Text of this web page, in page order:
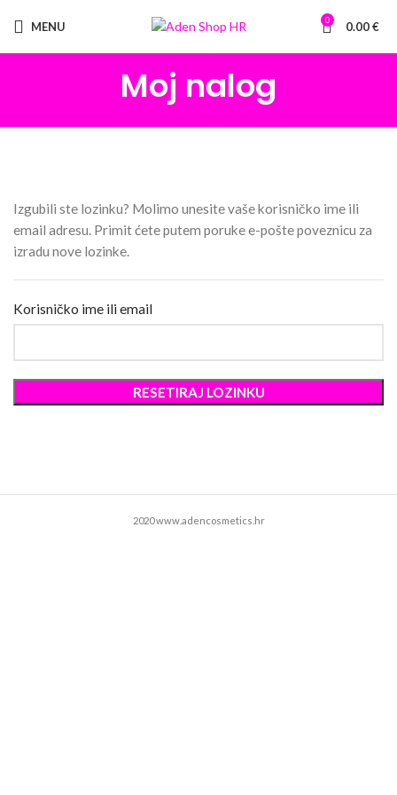
MENU 0 0.00€
Moj nalog
Izgubili ste lozinku? Molimo unesite vaše korisničko ime ili
email adresu. Primit ćete putem poruke e-pošte poveznicu za
izradu nove lozinke.
Korisničko ime ili email
RESETIRAJ LOZINKU
2020 www.adencosmetics.hr